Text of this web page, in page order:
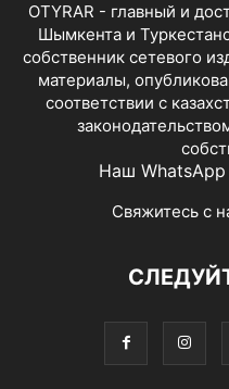
OTYRAR - главный и
Шымкента и
собственник сетевого
материалы,
соответствии с
Наш WhatsApp
Свяжитесь с